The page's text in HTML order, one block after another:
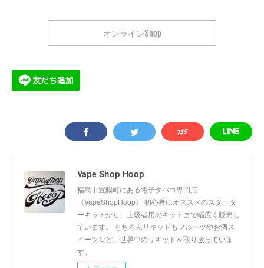
オンラインShop
Vape Shop Hoop
福島市置賜町にある電子タバコ専門店
《VapeShopHoop》 初心者にオススメのスタータ
ーキットから、上級者用のキットまで幅広く販売し
ています。 もちろんリキッドもフルーツやお酒ス
イーツなど、世界中のリキッドを取り扱っていま
す。